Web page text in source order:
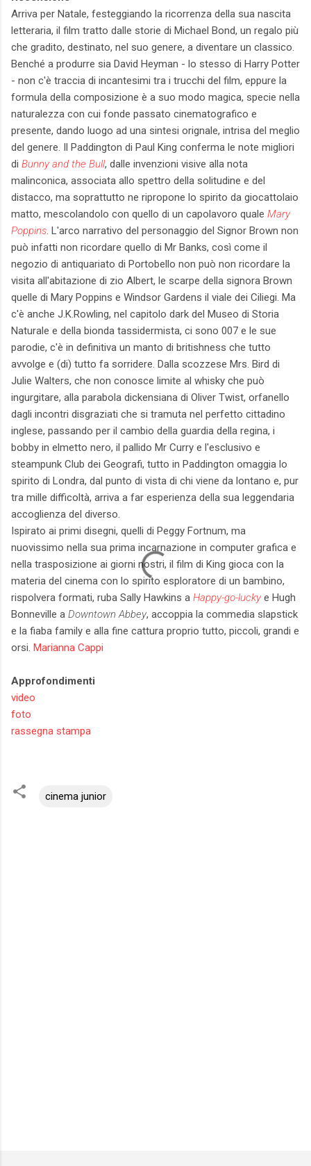
Arriva per Natale, festeggiando la ricorrenza della sua nascita
letteraria, il film tratto dalle storie di Michael Bond, un regalo più
che gradito, destinato, nel suo genere, a diventare un classico.
Benché a produrre sia David Heyman - lo stesso di Harry Potter
- non c'è traccia di incantesimi tra i trucchi del film, eppure la
formula della composizione è a suo modo magica, specie nella
naturalezza con cui fonde passato cinematografico e
presente, dando luogo ad una sintesi orignale, intrisa del meglio
del genere. Il Paddington di Paul King conferma le note migliori
di Bunny and the Bull, dalle invenzioni visive alla nota
malinconica, associata allo spettro della solitudine e del
distacco, ma soprattutto ne ripropone lo spirito da giocattolaio
matto, mescolandolo con quello di un capolavoro quale Mary
Poppins. L'arco narrativo del personaggio del Signor Brown non
può infatti non ricordare quello di Mr Banks, così come il
negozio di antiquariato di Portobello non può non ricordare la
visita all'abitazione di zio Albert, le scarpe della signora Brown
quelle di Mary Poppins e Windsor Gardens il viale dei Ciliegi. Ma
c'è anche J.K.Rowling, nel capitolo dark del Museo di Storia
Naturale e della bionda tassidermista, ci sono 007 e le sue
parodie, c'è in definitiva un manto di britishness che tutto
avvolge e (di) tutto fa sorridere. Dalla scozzese Mrs. Bird di
Julie Walters, che non conosce limite al whisky che può
ingurgitare, alla parabola dickensiana di Oliver Twist, orfanello
dagli incontri disgraziati che si tramuta nel perfetto cittadino
inglese, passando per il cambio della guardia della regina, i
bobby in elmetto nero, il pallido Mr Curry e l'esclusivo e
steampunk Club dei Geografi, tutto in Paddington omaggia lo
spirito di Londra, dal punto di vista di chi viene da lontano e, pur
tra mille difficoltà, arriva a far esperienza della sua leggendaria
accoglienza del diverso.
Ispirato ai primi disegni, quelli di Peggy Fortnum, ma
nuovissimo nella sua prima incarnazione in computer grafica e
nella trasposizione ai giorni nostri, il film di King gioca con la
materia del cinema con lo spirito esploratore di un bambino,
rispolvera formati, ruba Sally Hawkins a Happy-go-lucky e Hugh
Bonneville a Downtown Abbey, accoppia la commedia slapstick
e la fiaba family e alla fine cattura proprio tutto, piccoli, grandi e
orsi. Marianna Cappi
Approfondimenti
video
foto
rassegna stampa
cinema junior